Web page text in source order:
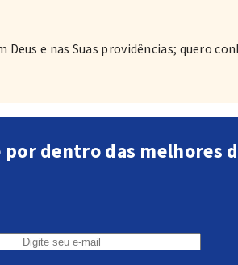
e nas Suas providências; quero
dentro das melhores